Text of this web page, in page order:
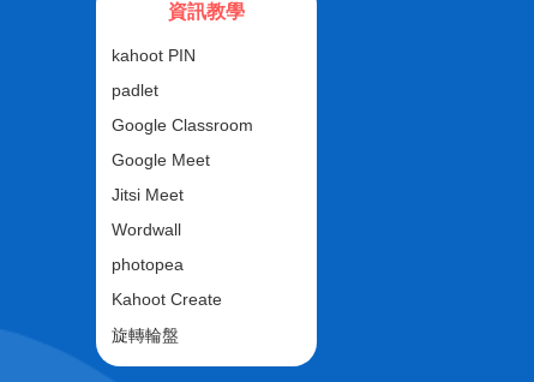
資訊教學
kahoot PIN
padlet
Google Classroom
Google Meet
Jitsi Meet
Wordwall
photopea
Kahoot Create
旋轉輪盤